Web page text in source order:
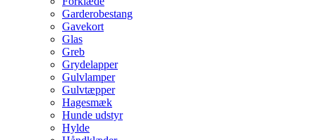
Garderobestang
Gavekort
Glas
Greb
Grydelapper
Gulvlamper
Gulvtæpper
Hagesmæk
Hunde udstyr
Hylde